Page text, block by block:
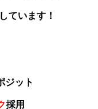
ています！
ット
採用